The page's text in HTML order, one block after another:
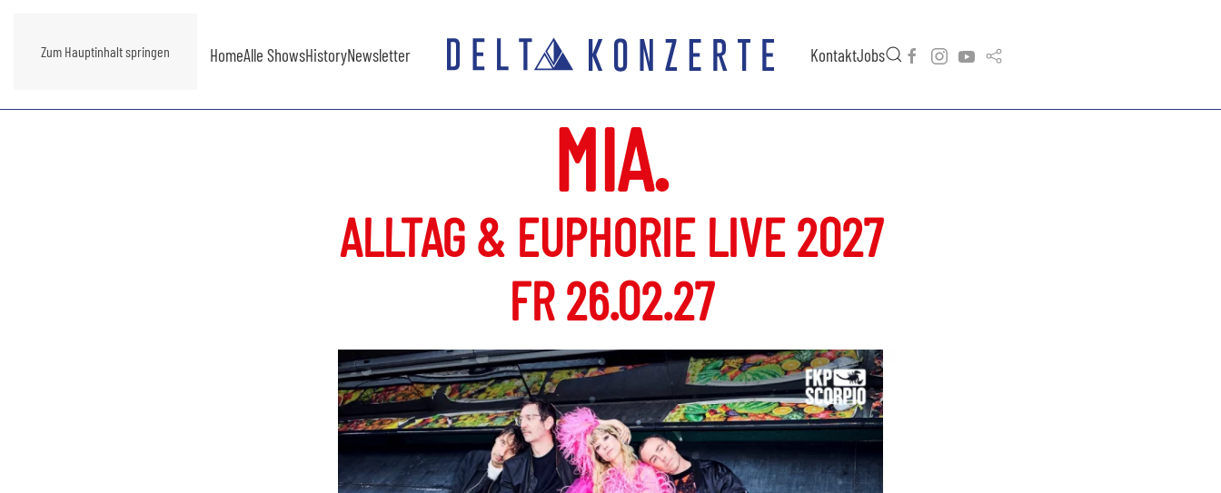
Zum Hauptinhalt springen HomeAlle ShowsHistoryNewsletter KontaktJobs
MIA.
ALLTAG & EUPHORIE LIVE 2027
FR 26.02.27